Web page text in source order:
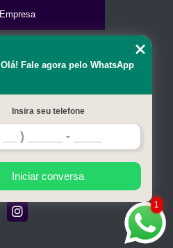
Empresa
1
Olá! Fale agora pelo WhatsApp
Insira seu telefone
Iniciar conversa